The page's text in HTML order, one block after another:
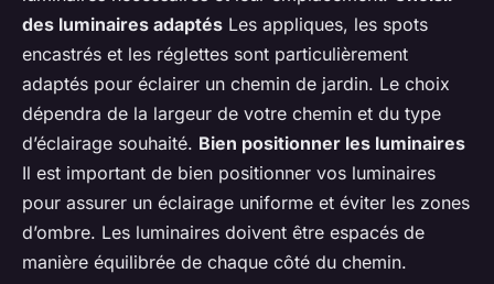
des luminaires adaptés Les appliques, les spots
encastrés et les réglettes sont particulièrement
adaptés pour éclairer un chemin de jardin. Le choix
dépendra de la largeur de votre chemin et du type
d’éclairage souhaité. Bien positionner les luminaires
Il est important de bien positionner vos luminaires
pour assurer un éclairage uniforme et éviter les zones
d’ombre. Les luminaires doivent être espacés de
manière équilibrée de chaque côté du chemin.